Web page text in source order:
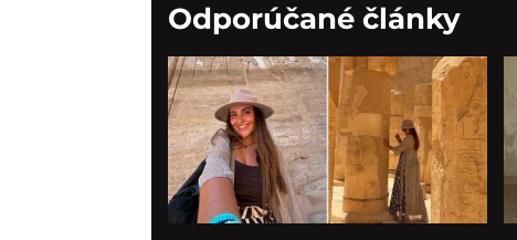
Odporúčané články